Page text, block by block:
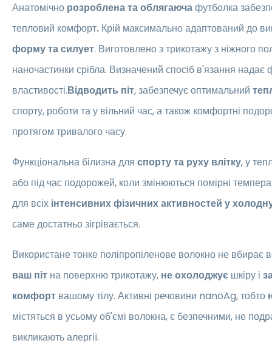
Анатомічно розроблена та облягаючафутболка
тепловий комфорт. Крій максимально адаптований до
форму та силует. Виготовлено з трикотажу з ніжного
наночастинки срібла. Визначений спосіб в'язання надає
властивості.Відводить піт, забезпечує оптимальний
спорту, роботи та у вільний час, а також комфортні
протягом тривалого часу.
Функціональна білизна для спорту та руху влітку, у
або під час подорожей, коли змінюються помірні
для всіх інтенсивних фізичних активностей у
саме достатньо зігрівається.
Використане тонке поліпропіленове волокно не вбирає
ваш піт на поверхню трикотажу, не охолоджує шкіру і
комфорт вашому тілу. Активні речовини nanoAg, тобто
містяться в усьому об'ємі волокна, є безпечними, не
викликають алергії.